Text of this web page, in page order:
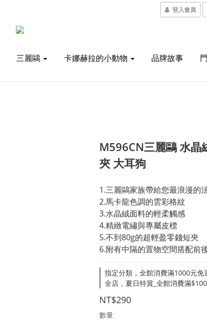
登入會員
三麗鷗 卡娜赫拉的小動物 品牌故事
M596CN三麗鷗 水晶
夾 大耳狗
1.三麗鷗家族帶給您最浪漫的
2.馬卡龍色調的雲彩格紋
3.水晶絨面料的輕柔觸感
4.精緻電繡與專屬皮標
5.不到80g的超輕盈零錢短夾
6.附有中隔的置物空間搭配前
指定分類，全館消費滿1000元免
全店，夏日特賞_全館消費滿
NT$290
數量